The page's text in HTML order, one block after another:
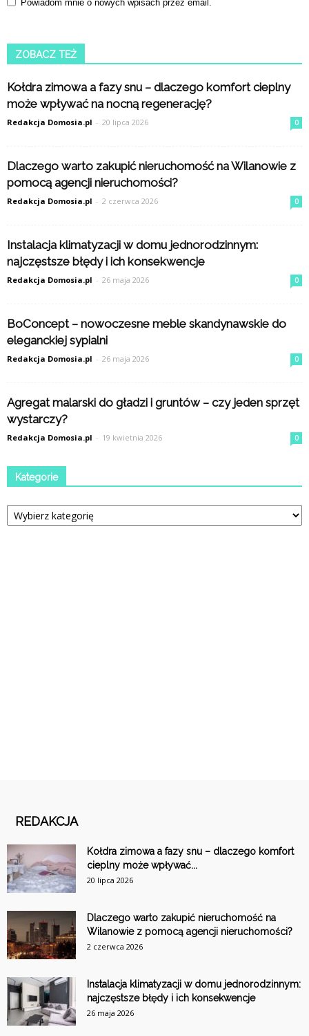
Powiadom mnie o nowych wpisach przez email.
ZOBACZ TEŻ
Kołdra zimowa a fazy snu – dlaczego komfort cieplny
może wpływać na nocną regenerację?
Redakcja Domosia.pl - 20 lipca 2026 0
Dlaczego warto zakupić nieruchomość na Wilanowie z
pomocą agencji nieruchomości?
Redakcja Domosia.pl - 2 czerwca 2026 0
Instalacja klimatyzacji w domu jednorodzinnym:
najczęstsze błędy i ich konsekwencje
Redakcja Domosia.pl - 26 maja 2026 0
BoConcept – nowoczesne meble skandynawskie do
eleganckiej sypialni
Redakcja Domosia.pl - 26 maja 2026 0
Agregat malarski do gładzi i gruntów – czy jeden sprzęt
wystarczy?
Redakcja Domosia.pl - 19 kwietnia 2026 0
Kategorie
Kategorie
REDAKCJA
Kołdra zimowa a fazy snu – dlaczego komfort
cieplny może wpływać...
20 lipca 2026
Dlaczego warto zakupić nieruchomość na
Wilanowie z pomocą agencji nieruchomości?
2 czerwca 2026
Instalacja klimatyzacji w domu jednorodzinnym:
najczęstsze błędy i ich konsekwencje
26 maja 2026